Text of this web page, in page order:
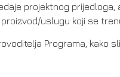
projektnog
uslugu koji se
Programa, kako